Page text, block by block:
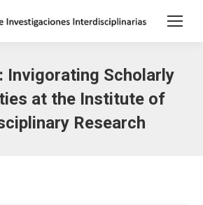
Invigorating Scholarly
at the Institute of
Research